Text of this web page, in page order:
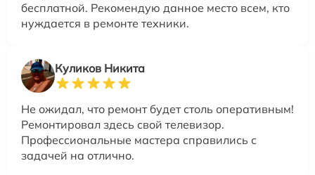
бесплатной. Рекомендую данное место всем, кто
нуждается в ремонте техники.
Куликов Никита
Не ожидал, что ремонт будет столь оперативным!
Ремонтировал здесь свой телевизор.
Профессиональные мастера справились с
задачей на отлично.